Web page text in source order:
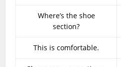
Where’s the shoe
section?
This is comfortable.